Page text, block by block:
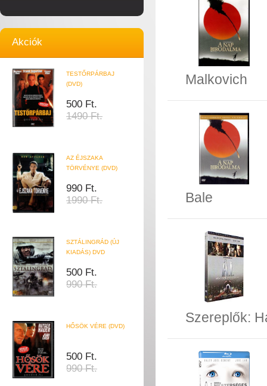
Akciók
TESTŐRPÁRBAJ
(DVD)
500 Ft.
1490 Ft.
AZ ÉJSZAKA
TÖRVÉNYE (DVD)
990 Ft.
1990 Ft.
SZTÁLINGRÁD (ÚJ
KIADÁS) DVD
500 Ft.
990 Ft.
HŐSÖK VÉRE (DVD)
500 Ft.
990 Ft.
Malkovich
Bale
Szereplők: